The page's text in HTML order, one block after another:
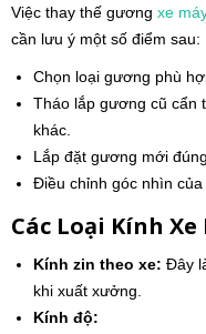
Việc thay thế gương xe
cần lưu ý một số điểm sau:
Chọn loại gương phù
Tháo lắp gương cũ cẩn
khác.
Lắp đặt gương mới
Điều chỉnh góc nhìn
Các Loại Kính
Kính zin theo xe: Đây
khi xuất xưởng.
Kính độ: